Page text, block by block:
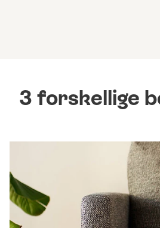
3 forskellige